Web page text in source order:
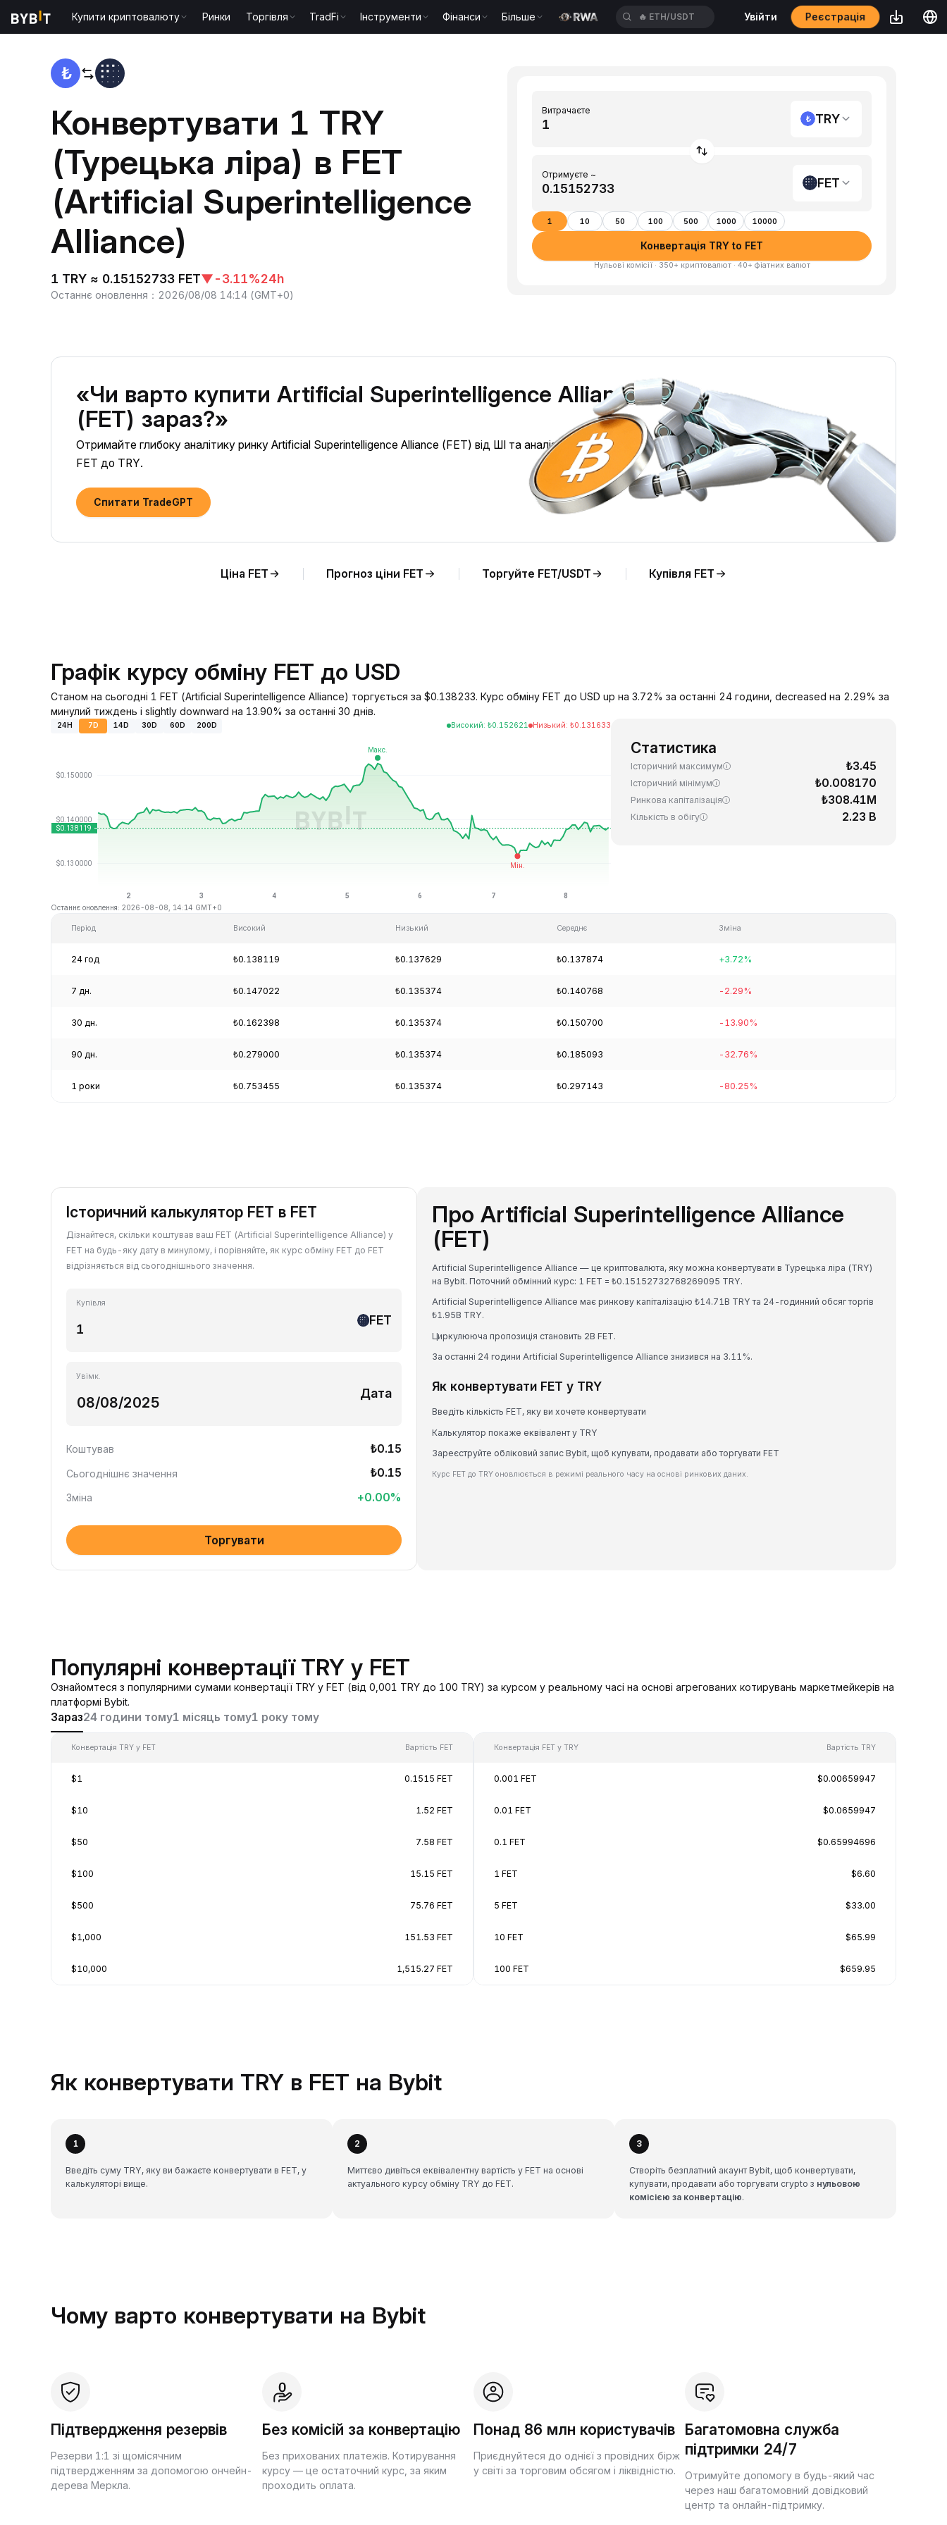
Купити криптовалюту Ринки Торгівля TradFi Інструменти Фінанси Більше 🔥 ETH/USDT Увійти Реєстрація
Конвертувати 1 TRY
(Турецька ліра) в FET
(Artificial Superintelligence
Alliance)
1 TRY ≈ 0.15152733 FET▼-3.11%24h
Останнє оновлення ： 2026/08/08 14:14 (GMT+0)
Витрачаєте
TRY
Отримуєте ~
FET
1 10 50 100 500 1000 10000
Конвертація TRY to FET
Нульові комісії · 350+ криптовалют · 40+ фіатних валют
«Чи варто купити Artificial Superintelligence Alliance
(FET) зараз?»
Отримайте глибоку аналітику ринку Artificial Superintelligence Alliance (FET) від ШІ та аналіз актуальної ціни
FET до TRY.
Спитати TradeGPT
Ціна FET Прогноз ціни FET Торгуйте FET/USDT Купівля FET
Графік курсу обміну FET до USD
Станом на сьогодні 1 FET (Artificial Superintelligence Alliance) торгується за $0.138233. Курс обміну FET до USD up на 3.72% за останні 24 години, decreased на 2.29% за
минулий тиждень і slightly downward на 13.90% за останні 30 днів.
24H 7D 14D 30D 60D 200D Високий: ₺0.152621 Низький: ₺0.131633
Останнє оновлення: 2026-08-08, 14:14 GMT+0
Статистика
Історичний максимум ₺3.45
Історичний мінімум ₺0.008170
Ринкова капіталізація ₺308.41M
Кількість в обігу 2.23 B
Період Високий Низький Середнє Зміна
24 год ₺0.138119 ₺0.137629 ₺0.137874 +3.72%
7 дн. ₺0.147022 ₺0.135374 ₺0.140768 -2.29%
30 дн. ₺0.162398 ₺0.135374 ₺0.150700 -13.90%
90 дн. ₺0.279000 ₺0.135374 ₺0.185093 -32.76%
1 роки ₺0.753455 ₺0.135374 ₺0.297143 -80.25%
Історичний калькулятор FET в FET
Дізнайтеся, скільки коштував ваш FET (Artificial Superintelligence Alliance) у
FET на будь-яку дату в минулому, і порівняйте, як курс обміну FET до FET
відрізняється від сьогоднішнього значення.
Купівля
FET
Увімк.
Дата
Коштував ₺0.15
Сьогоднішнє значення ₺0.15
Зміна +0.00%
Торгувати
Про Artificial Superintelligence Alliance
(FET)
Artificial Superintelligence Alliance — це криптовалюта, яку можна конвертувати в Турецька ліра (TRY)
на Bybit. Поточний обмінний курс: 1 FET = ₺0.15152732768269095 TRY.
Artificial Superintelligence Alliance має ринкову капіталізацію ₺14.71B TRY та 24-годинний обсяг торгів
₺1.95B TRY.
Циркулююча пропозиція становить 2B FET.
За останні 24 години Artificial Superintelligence Alliance знизився на 3.11%.
Як конвертувати FET у TRY
Введіть кількість FET, яку ви хочете конвертувати
Калькулятор покаже еквівалент у TRY
Зареєструйте обліковий запис Bybit, щоб купувати, продавати або торгувати FET
Курс FET до TRY оновлюється в режимі реального часу на основі ринкових даних.
Популярні конвертації TRY у FET
Ознайомтеся з популярними сумами конвертації TRY у FET (від 0,001 TRY до 100 TRY) за курсом у реальному часі на основі агрегованих котирувань маркетмейкерів на
платформі Bybit.
Зараз24 години тому1 місяць тому1 року тому
Конвертація TRY у FET Вартість FET
$1 0.1515 FET
$10 1.52 FET
$50 7.58 FET
$100 15.15 FET
$500 75.76 FET
$1,000 151.53 FET
$10,000 1,515.27 FET
Конвертація FET у TRY Вартість TRY
0.001 FET $0.00659947
0.01 FET $0.0659947
0.1 FET $0.65994696
1 FET $6.60
5 FET $33.00
10 FET $65.99
100 FET $659.95
Як конвертувати TRY в FET на Bybit
1
Введіть суму TRY, яку ви бажаєте конвертувати в FET, у
калькуляторі вище.
2
Миттєво дивіться еквівалентну вартість у FET на основі
актуального курсу обміну TRY до FET.
3
Створіть безплатний акаунт Bybit, щоб конвертувати,
купувати, продавати або торгувати crypto з нульовою
комісією за конвертацію.
Чому варто конвертувати на Bybit
Підтвердження резервів
Резерви 1:1 зі щомісячним
підтвердженням за допомогою ончейн-
дерева Меркла.
Без комісій за конвертацію
Без прихованих платежів. Котирування
курсу — це остаточний курс, за яким
проходить оплата.
Понад 86 млн користувачів
Приєднуйтеся до однієї з провідних бірж
у світі за торговим обсягом і ліквідністю.
Багатомовна служба
підтримки 24/7
Отримуйте допомогу в будь-який час
через наш багатомовний довідковий
центр та онлайн-підтримку.